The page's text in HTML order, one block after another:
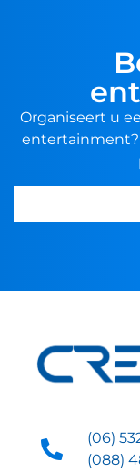
Organiseert u
entertainment?
(06)
(088)